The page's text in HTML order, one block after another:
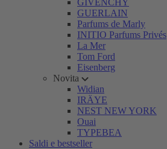
GIVENCHY
GUERLAIN
Parfums de Marly
INITIO Parfums Privés
La Mer
Tom Ford
Eisenberg
Novita
Widian
IRÄYE
NEST NEW YORK
Ouai
TYPEBEA
Saldi e bestseller